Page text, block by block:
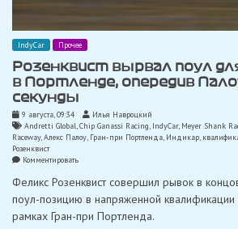
IndyCar Прочее
Розенквист вырвал поул
в Портленде, опередив
секунды
9 августа, 09:34
Илья Навроцкий
Andretti Global,Chip Ganassi Racing, IndyCar, Meyer Shank
Raceway,Алекс Палоу, Гран-при Портленда, Индикар,
Розенквист
Комментироватьon
вырвал
для
гонки
Феликс Розенквист совершил рывок в
поул-позицию в напряженной квалификации
рамках Гран-при Портленда.